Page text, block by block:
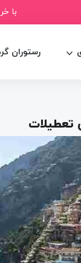
با
رستوران
تعطیلات